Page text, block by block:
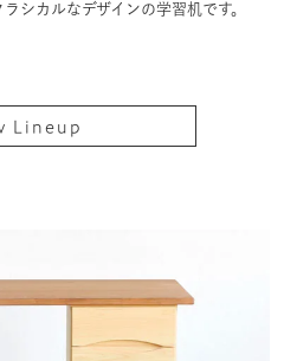
シカルなデザインの学習机です。
Lineup